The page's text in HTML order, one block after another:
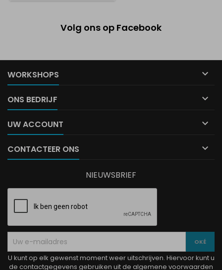
Volg ons op Facebook
WORKSHOPS 
ONS BEDRIJF 
UW ACCOUNT 
CONTACTEER ONS 
NIEUWSBRIEF
U kunt op elk gewenst moment weer uitschrijven. Hiervoor kunt u
de contactgegevens gebruiken uit de algemene voorwaarden